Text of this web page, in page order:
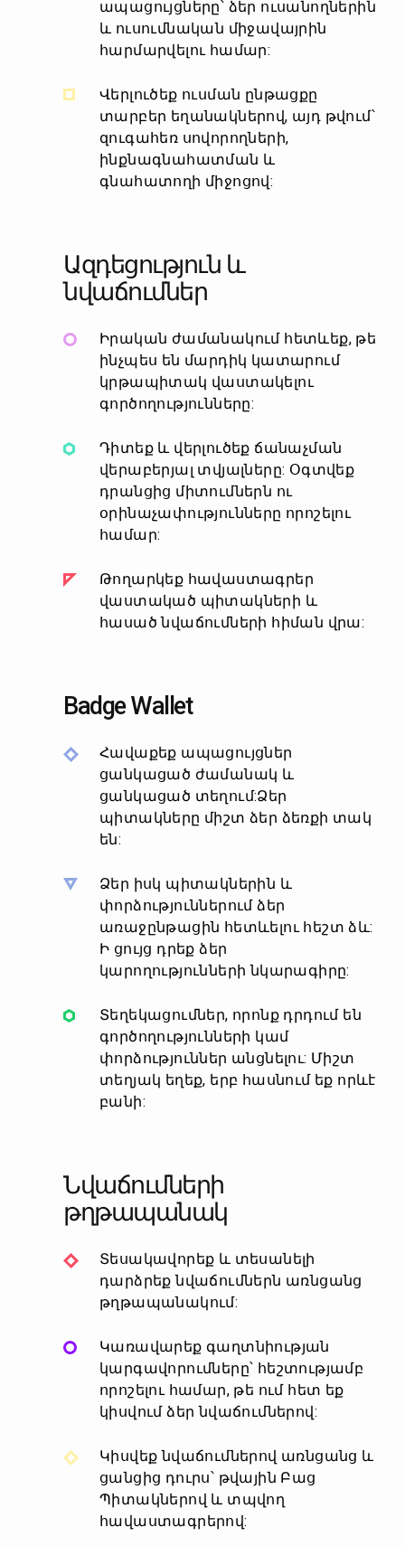
ապացույցները՝ ձեր ուսանողներին
և ուսումնական միջավայրին
հարմարվելու համար:
Վերլուծեք ուսման ընթացքը
տարբեր եղանակներով, այդ թվում՝
զուգահեռ սովորողների,
ինքնագնահատման և
գնահատողի միջոցով:
Ազդեցություն և
նվաճումներ
Իրական ժամանակում հետևեք, թե
ինչպես են մարդիկ կատարում
կրթապիտակ վաստակելու
գործողությունները:
Դիտեք և վերլուծեք ճանաչման
վերաբերյալ տվյալները: Օգտվեք
դրանցից միտումներն ու
օրինաչափությունները որոշելու
համար:
Թողարկեք հավաստագրեր
վաստակած պիտակների և
հասած նվաճումների հիման վրա:
Badge Wallet
Հավաքեք ապացույցներ
ցանկացած ժամանակ և
ցանկացած տեղում:Ձեր
պիտակները միշտ ձեր ձեռքի տակ
են:
Ձեր իսկ պիտակներին և
փորձություններում ձեր
առաջընթացին հետևելու հեշտ ձև:
Ի ցույց դրեք ձեր
կարողությունների նկարագիրը:
Տեղեկացումներ, որոնք դրդում են
գործողությունների կամ
փորձություններ անցնելու: Միշտ
տեղյակ եղեք, երբ հասնում եք որևէ
բանի:
Նվաճումների
թղթապանակ
Տեսակավորեք և տեսանելի
դարձրեք նվաճումներն առնցանց
թղթապանակում:
Կառավարեք գաղտնիության
կարգավորումները՝ հեշտությամբ
որոշելու համար, թե ում հետ եք
կիսվում ձեր նվաճումներով:
Կիսվեք նվաճումներով առնցանց և
ցանցից դուրս՝ թվային Բաց
Պիտակներով և տպվող
հավաստագրերով: